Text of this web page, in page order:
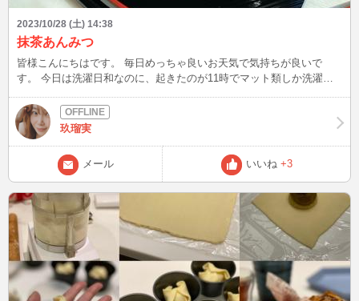
2023/10/28 (土) 14:38
抹茶あんみつ
皆様こんにちはです。 毎日めっちゃ良いお天気で気持ちが良いで
す。 今日は洗濯日和なのに、起きたのが11時でマット類しか洗濯出
ルでお茶してきました。 グルテンフリー中の私を気遣ってお友達
が、ここならと和風メニューのあるホテルにしてくれました。 抹茶
あんみつ🍵 めっちゃ美味しかった✨️✨️💕💕 餡子も粒が大きくて食べ
応えあり、白玉に寒天、抹茶ゼリーに黒豆、抹茶アイスと黒蜜もかか
ってて久しぶりの和風スイーツに感動しました👍👍 和菓子ってあま
り食べる事なかったけど、グルテンフリー生活になっておやつにおせ
んべい‪🍘‬やお団子🍡を食べる機会が増えてます。 和菓子の美味しさ
を再発見中です😄😄笑
玖瑠実
メール いいね +3